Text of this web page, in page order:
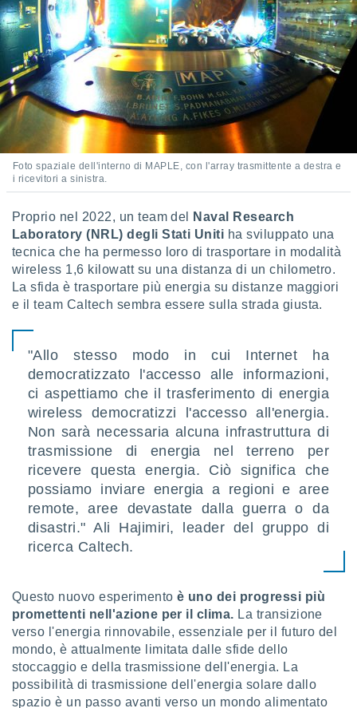
nostri
Foto spaziale dell'interno di MAPLE, con l'array trasmittente a destra e
i ricevitori a sinistra.
Proprio nel 2022, un team del
Naval Research
Laboratory (NRL) degli Stati Uniti ha sviluppato una
tecnica che ha permesso loro di trasportare in modalità
wireless 1,6 kilowatt su una distanza di un chilometro.
La sfida è trasportare più energia su distanze maggiori
e il team Caltech sembra essere sulla strada giusta.
"Allo stesso modo in cui Internet ha
democratizzato l'accesso alle informazioni,
ci aspettiamo che il trasferimento di energia
wireless democratizzi l'accesso all'energia.
Non sarà necessaria alcuna infrastruttura di
trasmissione di energia nel terreno per
ricevere questa energia. Ciò significa che
possiamo inviare energia a regioni e aree
remote, aree devastate dalla guerra o da
disastri." Ali Hajimiri, leader del gruppo di
ricerca Caltech.
Questo nuovo esperimento è uno dei progressi più
promettenti nell'azione per il clima. La transizione
verso l'energia rinnovabile, essenziale per il futuro del
mondo, è attualmente limitata dalle sfide dello
stoccaggio e della trasmissione dell'energia. La
possibilità di trasmissione dell'energia solare dallo
spazio è un passo avanti verso un mondo alimentato